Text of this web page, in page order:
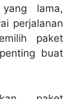
lama,
perjalanan
paket
buat